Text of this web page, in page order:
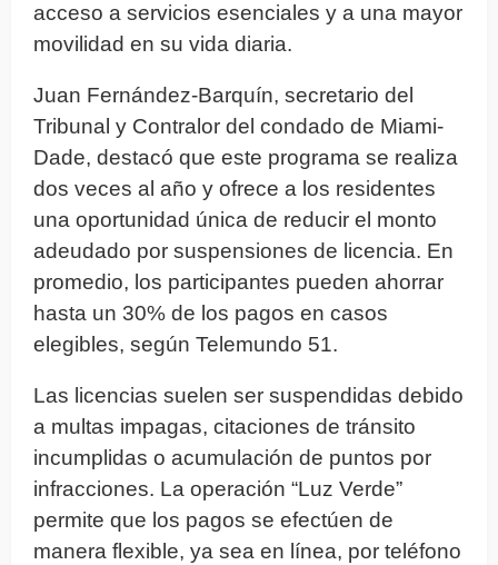
acceso a servicios esenciales y a una mayor
movilidad en su vida diaria.
Juan Fernández-Barquín, secretario del
Tribunal y Contralor del condado de Miami-
Dade, destacó que este programa se realiza
dos veces al año y ofrece a los residentes
una oportunidad única de reducir el monto
adeudado por suspensiones de licencia. En
promedio, los participantes pueden ahorrar
hasta un 30% de los pagos en casos
elegibles, según Telemundo 51.
Las licencias suelen ser suspendidas debido
a multas impagas, citaciones de tránsito
incumplidas o acumulación de puntos por
infracciones. La operación “Luz Verde”
permite que los pagos se efectúen de
manera flexible, ya sea en línea, por teléfono